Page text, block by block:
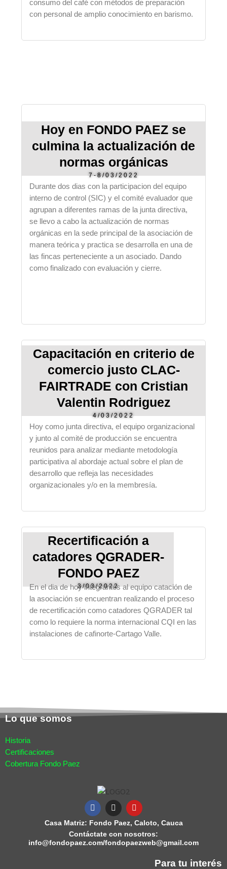
consumo del café con métodos de preparación
con personal de amplio conocimiento en barismo.
Hoy en FONDO PAEZ se
culmina la actualización de
normas orgánicas
7-8/03/2022
Durante dos dias con la participacion del equipo
interno de control (SIC) y el comité evaluador que
agrupan a diferentes ramas de la junta directiva,
se llevo a cabo la actualización de normas
orgánicas en la sede principal de la asociación de
manera teórica y practica se desarrolla en una de
las fincas perteneciente a un asociado. Dando
como finalizado con evaluación y cierre.
Capacitación en criterio de
comercio justo CLAC-
FAIRTRADE con Cristian
Valentin Rodriguez
4/03/2022
Hoy como junta directiva, el equipo organizacional
y junto al comité de producción se encuentra
reunidos para analizar mediante metodología
participativa al abordaje actual sobre el plan de
desarrollo que refleja las necesidades
organizacionales y/o en la membresía.
Recertificación a
catadores QGRADER-
FONDO PAEZ
3/03/2022
En el dia de hoy integrantes al equipo catación de
la asociación se encuentran realizando el proceso
de recertificación como catadores QGRADER tal
como lo requiere la norma internacional CQI en las
instalaciones de cafinorte-Cartago Valle.
Lo que somos
Historia
Certificaciones
Cobertura Fondo Paez
F
a
c
e
b
I
n
s
t
a
Y
o
u
t
u
Casa Matriz: Fondo Paez, Caloto, Cauca
Contáctate con nosotros:
info@fondopaez.com/fondopaezweb@gmail.com
Para tu interés